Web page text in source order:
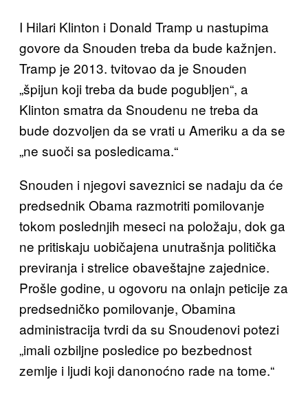
I Hilari Klinton i Donald Tramp u nastupima
govore da Snouden treba da bude kažnjen.
Tramp je 2013. tvitovao da je Snouden
„špijun koji treba da bude pogubljen“, a
Klinton smatra da Snoudenu ne treba da
bude dozvoljen da se vrati u Ameriku a da se
„ne suoči sa posledicama.“
Snouden i njegovi saveznici se nadaju da će
predsednik Obama razmotriti pomilovanje
tokom poslednjih meseci na položaju, dok ga
ne pritiskaju uobičajena unutrašnja politička
previranja i strelice obaveštajne zajednice.
Prošle godine, u ogovoru na onlajn peticije za
predsedničko pomilovanje, Obamina
administracija tvrdi da su Snoudenovi potezi
„imali ozbiljne posledice po bezbednost
zemlje i ljudi koji danonoćno rade na tome.“